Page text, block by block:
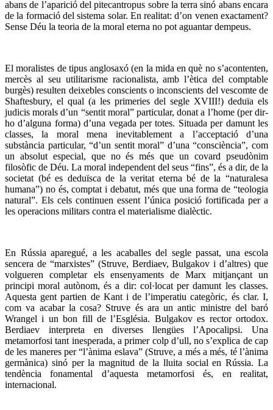
abans de l’aparició del pitecantropus sobre la terra sinó abans encara
de la formació del sistema solar. En realitat: d’on venen exactament?
Sense Déu la teoria de la moral eterna no pot aguantar dempeus.
El moralistes de tipus anglosaxó (en la mida en què no s’acontenten,
mercès al seu utilitarisme racionalista, amb l’ètica del comptable
burgès) resulten deixebles conscients o inconscients del vescomte de
Shaftesbury, el qual (a les primeries del segle XVIII!) deduïa els
judicis morals d’un “sentit moral” particular, donat a l’home (per dir-
ho d’alguna forma) d’una vegada per totes. Situada per damunt les
classes, la moral mena inevitablement a l’acceptació d’una
substància particular, “d’un sentit moral” d’una “consciència”, com
un absolut especial, que no és més que un covard pseudònim
filosòfic de Déu. La moral independent del seus “fins”, és a dir, de la
societat (bé es deduïsca de la veritat eterna bé de la “naturalesa
humana”) no és, comptat i debatut, més que una forma de “teologia
natural”. Els cels continuen essent l’única posició fortificada per a
les operacions militars contra el materialisme dialèctic.
En Rússia aparegué, a les acaballes del segle passat, una escola
sencera de “marxistes” (Struve, Berdiaev, Bulgakov i d’altres) que
volgueren completar els ensenyaments de Marx mitjançant un
principi moral autònom, és a dir: col·locat per damunt les classes.
Aquesta gent partien de Kant i de l’imperatiu categòric, és clar. I,
com va acabar la cosa? Struve és ara un antic ministre del baró
Wrangel i un bon fill de l’Església. Bulgakov es rector ortodox.
Berdiaev interpreta en diverses llengües l’Apocalipsi. Una
metamorfosi tant inesperada, a primer colp d’ull, no s’explica de cap
de les maneres per “l’ànima eslava” (Struve, a més a més, té l’ànima
germànica) sinó per la magnitud de la lluita social en Rússia. La
tendència fonamental d’aquesta metamorfosi és, en realitat,
internacional.